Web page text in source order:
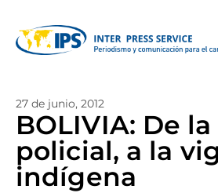
27 de junio, 2012
BOLIVIA: De
policial, a la
indígena